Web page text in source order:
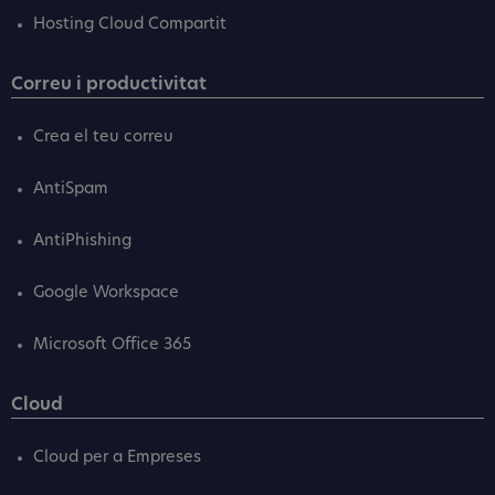
Hosting Cloud Compartit
Correu i productivitat
Crea el teu correu
AntiSpam
AntiPhishing
Google Workspace
Microsoft Office 365
Cloud
Cloud per a Empreses